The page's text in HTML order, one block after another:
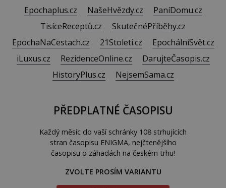
Epochaplus.cz NašeHvězdy.cz
PaníDomu.cz
TisíceReceptů.cz
SkutečnéPříběhy.cz
EpochaNaCestach.cz
21Stoleti.cz
EpochálníSvět.cz
iLuxus.cz
RezidenceOnline.cz
DarujteČasopis.cz
HistoryPlus.cz
NejsemSama.cz
PŘEDPLATNÉ ČASOPISU
Každý měsíc do vaší schránky 108 strhujících
stran časopisu ENIGMA, nejčtenějšího
časopisu o záhadách na českém trhu!
ZVOLTE PROSÍM VARIANTU